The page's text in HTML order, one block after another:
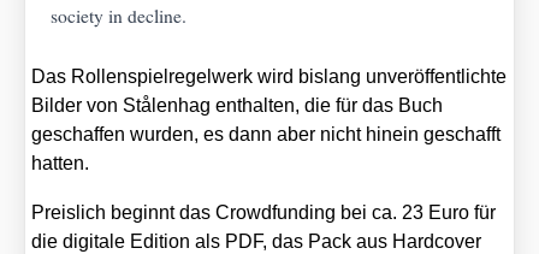
socie­ty in decli­ne.
Das Rol­len­spiel­re­gel­werk wird bis­lang unver­öf­fent­lich­te
Bil­der von Stå­len­hag ent­hal­ten, die für das Buch
geschaf­fen wur­den, es dann aber nicht hin­ein geschafft
hat­ten.
Preis­lich beginnt das Crowd­fun­ding bei ca. 23 Euro für
die digi­ta­le Edi­ti­on als PDF, das Pack aus Hard­co­ver